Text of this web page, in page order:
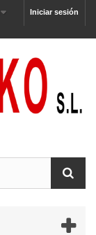
Iniciar sesión